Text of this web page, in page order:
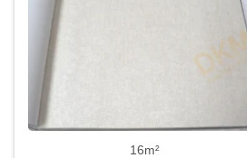
16m²